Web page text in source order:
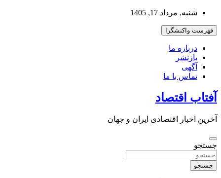
بروید
شنبه, مرداد 17, 1405
فهرست واکنشگرا
درباره ما
بازنشر
آگهی
تماس با ما
آفتاب اقتصاد
آخرین اخبار اقتصادی ایران و جهان
جستجو
جستجو